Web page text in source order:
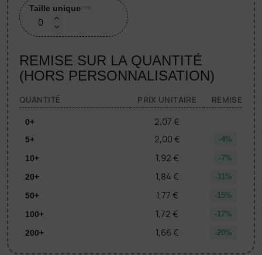
Taille unique (191)
REMISE SUR LA QUANTITÉ
(HORS PERSONNALISATION)
QUANTITÉ PRIX UNITAIRE REMISE
0+ 2,07 €
5+ 2,00 € -4%
10+ 1,92 € -7%
20+ 1,84 € -11%
50+ 1,77 € -15%
100+ 1,72 € -17%
200+ 1,66 € -20%